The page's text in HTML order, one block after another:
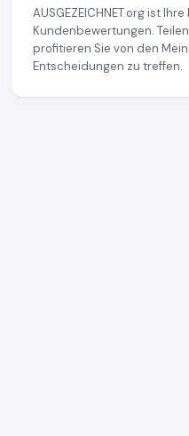
AUSGEZEICHNET.org ist
Kundenbewertungen.
profitieren Sie von den
Entscheidungen zu treffen.